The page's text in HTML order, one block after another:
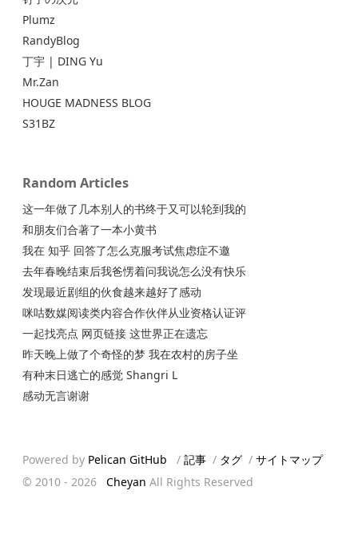
Plumz
RandyBlog
丁宇 | DING Yu
Mr.Zan
HOUGE MADNESS BLOG
S31BZ
Random Articles
这一年做了几本别人的书终于又可以轮到我的
和朋友们合著了一本小黄书
我在 知乎 回答了怎么克服考试焦虑症不邀
去年春晚结束后我爸愣着问我说怎么没有快乐
发现最近剧组的伙食越来越好了感动
咪咕数媒阅读类内容合作伙伴从业资格认证评
一起找亮点 网页链接 这世界正在遗忘
昨天晚上做了个奇怪的梦 我在农村的房子坐
有种末日逃亡的感觉 Shangri L
感动无言谢谢
Powered by Pelican GitHub / 記事 / タグ / サイトマップ
© 2010 - 2026 Cheyan All Rights Reserved